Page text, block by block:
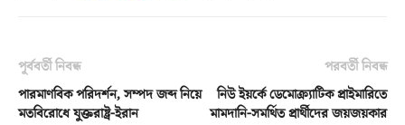
পূর্ববর্তী নিবন্ধ
পারমাণবিক পরিদর্শন, সম্পদ জব্দ নিয়ে
মতবিরোধে যুক্তরাষ্ট্র-ইরান
পরবর্তী নিবন্ধ
নিউ ইয়র্কে ডেমোক্র্যাটিক প্রাইমারিতে
মামদানি-সমর্থিত প্রার্থীদের জয়জয়কার